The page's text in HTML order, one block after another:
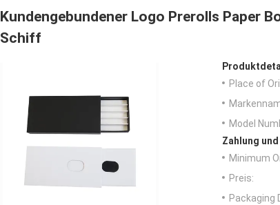
Kundengebundener Logo Prerolls Paper
Schiff
Place of
Model
Zahlung
Minimum
Preis:
Packaging